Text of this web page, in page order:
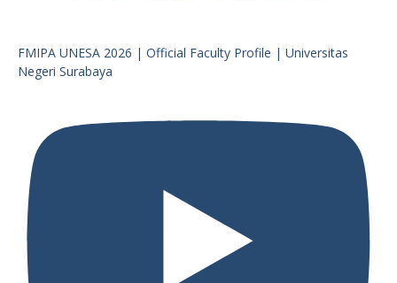
FMIPA UNESA 2026 | Official Faculty Profile | Universitas
Negeri Surabaya